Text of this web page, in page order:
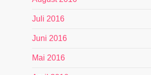
Juli 2016
Juni 2016
Mai 2016